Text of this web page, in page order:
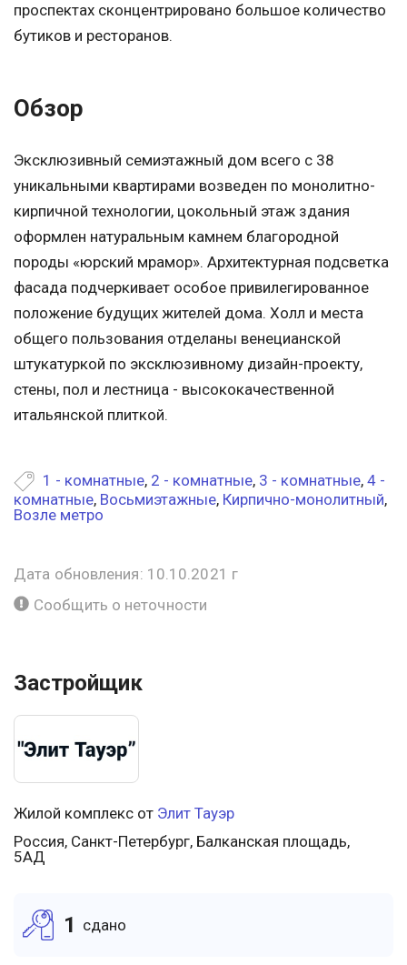
проспектах сконцентрировано большое количество
бутиков и ресторанов.
Обзор
Эксклюзивный семиэтажный дом всего с 38
уникальными квартирами возведен по монолитно-
кирпичной технологии, цокольный этаж здания
оформлен натуральным камнем благородной
породы «юрский мрамор». Архитектурная подсветка
фасада подчеркивает особое привилегированное
положение будущих жителей дома. Холл и места
общего пользования отделаны венецианской
штукатуркой по эксклюзивному дизайн-проекту,
стены, пол и лестница - высококачественной
итальянской плиткой.
1 - комнатные, 2 - комнатные, 3 - комнатные, 4 -
комнатные, Восьмиэтажные, Кирпично-монолитный,
Возле метро
Дата обновления: 10.10.2021 г
Сообщить о неточности
Застройщик
Жилой комплекс от Элит Тауэр
Россия, Санкт-Петербург, Балканская площадь,
5АД
1 cдано